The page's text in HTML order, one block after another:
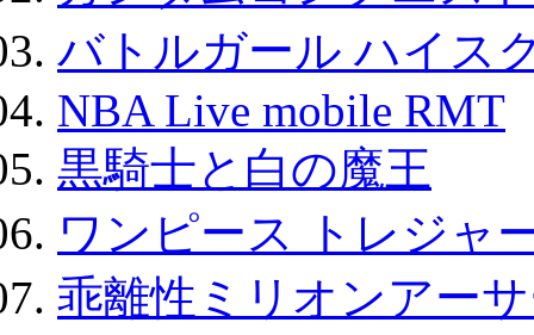
バトルガール ハイス
NBA Live mobile RMT
黒騎士と白の魔王
ワンピース トレジャ
乖離性ミリオンアー